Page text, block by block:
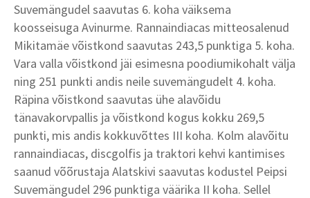
Suvemängudel saavutas 6. koha väiksema
koosseisuga Avinurme. Rannaindiacas mitteosalenud
Mikitamäe võistkond saavutas 243,5 punktiga 5. koha.
Vara valla võistkond jäi esimesna poodiumikohalt välja
ning 251 punkti andis neile suvemängudelt 4. koha.
Räpina võistkond saavutas ühe alavõidu
tänavakorvpallis ja võistkond kogus kokku 269,5
punkti, mis andis kokkuvõttes III koha. Kolm alavõitu
rannaindiacas, discgolfis ja traktori kehvi kantimises
saanud võõrustaja Alatskivi saavutas kodustel Peipsi
Suvemängudel 296 punktiga väärika II koha. Sellel